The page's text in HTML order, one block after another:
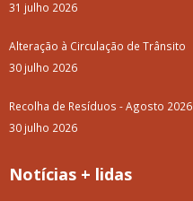
31 julho 2026
Alteração à Circulação de Trânsito
30 julho 2026
Recolha de Resíduos - Agosto 2026
30 julho 2026
Notícias + lidas